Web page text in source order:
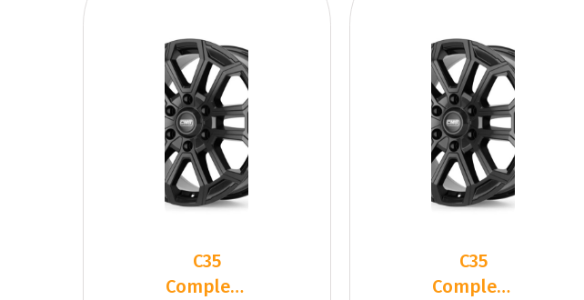
C35
Complete
C35
Complete